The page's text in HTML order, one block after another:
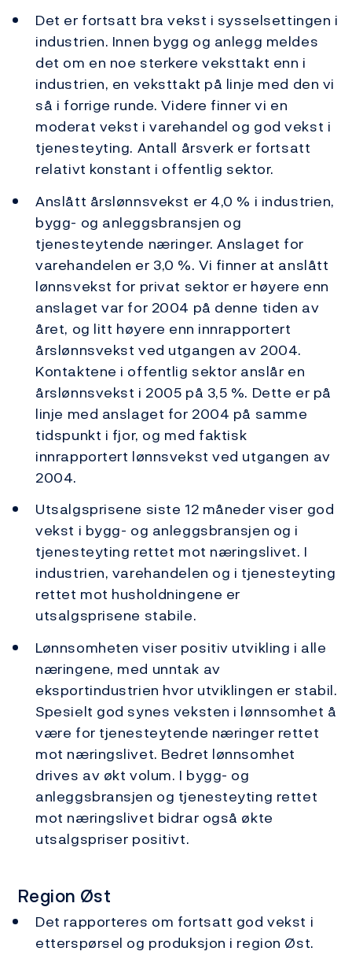
Det er fortsatt bra vekst i sysselsettingen i
industrien. Innen bygg og anlegg meldes
det om en noe sterkere veksttakt enn i
industrien, en veksttakt på linje med den vi
så i forrige runde. Videre finner vi en
moderat vekst i varehandel og god vekst i
tjenesteyting. Antall årsverk er fortsatt
relativt konstant i offentlig sektor.
Anslått årslønnsvekst er 4,0 % i industrien,
bygg- og anleggsbransjen og
tjenesteytende næringer. Anslaget for
varehandelen er 3,0 %. Vi finner at anslått
lønnsvekst for privat sektor er høyere enn
anslaget var for 2004 på denne tiden av
året, og litt høyere enn innrapportert
årslønnsvekst ved utgangen av 2004.
Kontaktene i offentlig sektor anslår en
årslønnsvekst i 2005 på 3,5 %. Dette er på
linje med anslaget for 2004 på samme
tidspunkt i fjor, og med faktisk
innrapportert lønnsvekst ved utgangen av
2004.
Utsalgsprisene siste 12 måneder viser god
vekst i bygg- og anleggsbransjen og i
tjenesteyting rettet mot næringslivet. I
industrien, varehandelen og i tjenesteyting
rettet mot husholdningene er
utsalgsprisene stabile.
Lønnsomheten viser positiv utvikling i alle
næringene, med unntak av
eksportindustrien hvor utviklingen er stabil.
Spesielt god synes veksten i lønnsomhet å
være for tjenesteytende næringer rettet
mot næringslivet. Bedret lønnsomhet
drives av økt volum. I bygg- og
anleggsbransjen og tjenesteyting rettet
mot næringslivet bidrar også økte
utsalgspriser positivt.
Region Øst
Det rapporteres om fortsatt god vekst i
etterspørsel og produksjon i region Øst.